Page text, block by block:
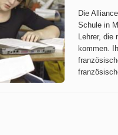
Die
Schule in
Lehrer, die
kommen.
des